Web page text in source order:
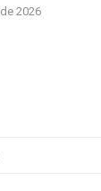
2026